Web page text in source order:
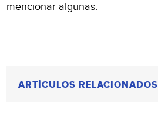
mencionar algunas.
ARTÍCULOS RELACIONADOS